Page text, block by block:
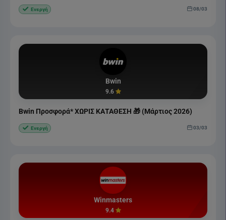
Ενεργή 08/03
Bwin
9.6
Bwin Προσφορά* ΧΩΡΙΣ ΚΑΤΑΘΕΣΗ 🎁 (Μάρτιος 2026)
Ενεργή 03/03
Winmasters
9.4